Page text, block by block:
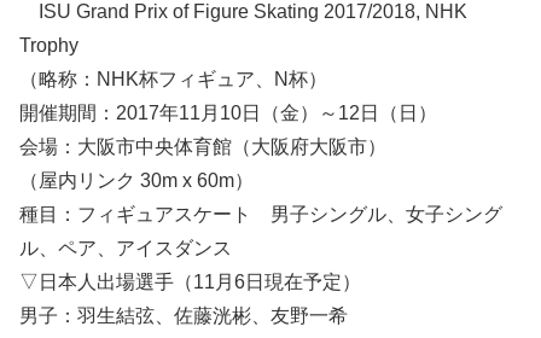
ISU Grand Prix of Figure Skating 2017/2018, NHK
Trophy
（略称：NHK杯フィギュア、N杯）
開催期間：2017年11月10日（金）～12日（日）
会場：大阪市中央体育館（大阪府大阪市）
（屋内リンク 30m x 60m）
種目：フィギュアスケート 男子シングル、女子シング
ル、ペア、アイスダンス
▽日本人出場選手（11月6日現在予定）
男子：羽生結弦、佐藤洸彬、友野一希